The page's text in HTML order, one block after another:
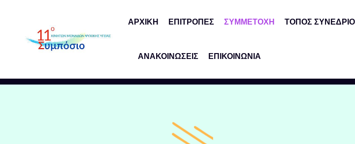
ΑΡΧΙΚΗ ΕΠΙΤΡΟΠΕΣ ΣΥΜΜΕΤΟΧΗ ΤΟΠΟΣ
ΑΝΑΚΟΙΝΩΣΕΙΣ ΕΠΙΚΟΙΝΩΝΙΑ